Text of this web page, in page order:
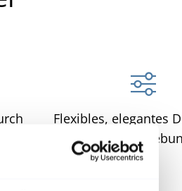
Flexibles, elegantes
jede